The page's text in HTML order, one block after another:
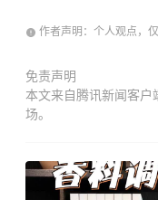
作者声明：个人观点，
免责声明
本文来自腾讯新闻客户
场。